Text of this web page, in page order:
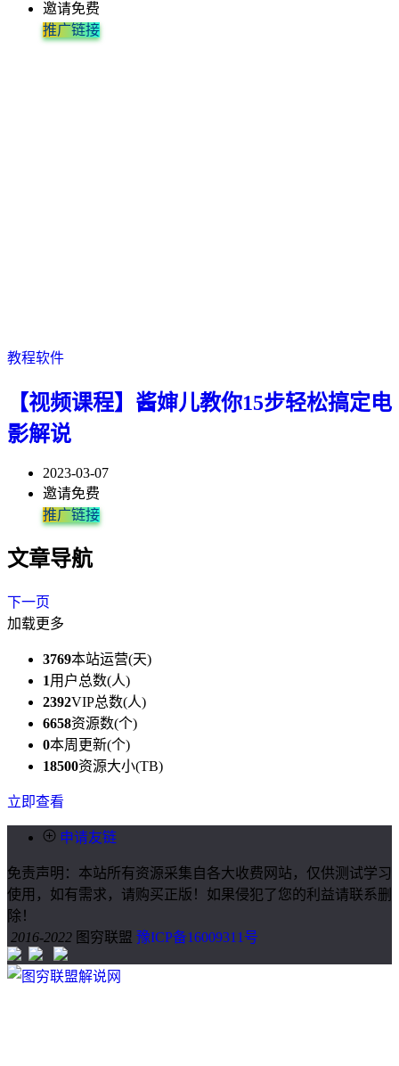
邀请免费
推广链接
教程软件
【视频课程】酱婶儿教你15步轻松搞定电
影解说
2023-03-07
邀请免费
推广链接
文章导航
下一页
加载更多
3769本站运营(天)
1用户总数(人)
2392VIP总数(人)
6658资源数(个)
0本周更新(个)
18500资源大小(TB)
立即查看
申请友链
免责声明：本站所有资源采集自各大收费网站，仅供测试学习
使用，如有需求，请购买正版！如果侵犯了您的利益请联系删
除！
2016-2022 图穷联盟 豫ICP备16009311号